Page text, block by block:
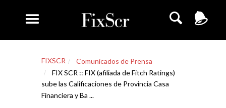
FIXSCR
Comunicados de Prensa
FIX SCR :: FIX (afiliada de Fitch Ratings)
sube las Calificaciones de Provincia Casa
Financiera y Ba ...